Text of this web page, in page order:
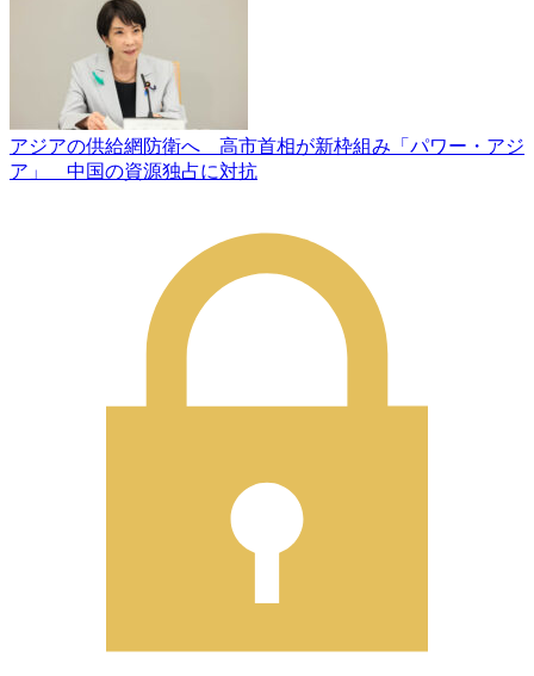
アジアの供給網防衛へ 高市首相が新枠組み「パワー・アジ
ア」 中国の資源独占に対抗